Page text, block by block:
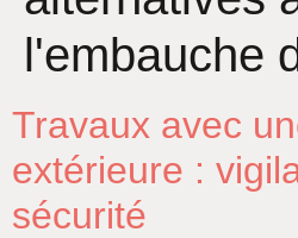
l'embauche
Travaux avec
extérieure :
sécurité